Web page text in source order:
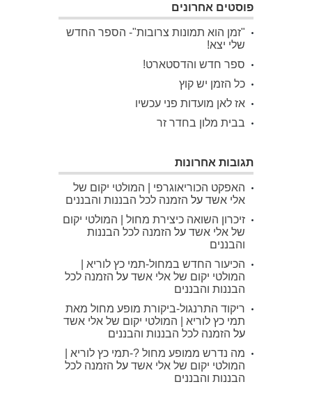
פוסטים אחרונים
"זמן הוא תמונות צרובות"- הספר החדש
שלי יצא!
ספר חדש והדסטארט!
כל הזמן יש קוץ
אז לאן מועדות פני עכשיו
בבית מלון בחדר זר
תגובות אחרונות
האפקט הכוריאוגרפי | המולטי יקום של
אלי אשד על הזמנה לכל הבננות והבננים
זיכרון השואה כיצירת מחול | המולטי יקום
של אלי אשד על הזמנה לכל הבננות
והבננים
הכיעור החדש במחול-תמי כץ לוריא |
המולטי יקום של אלי אשד על הזמנה לכל
הבננות והבננים
ריקוד התרנגול-ביקורת מופע מחול מאת
תמי כץ לוריא | המולטי יקום של אלי אשד
על הזמנה לכל הבננות והבננים
מה נדרש ממופע מחול ?-תמי כץ לוריא |
המולטי יקום של אלי אשד על הזמנה לכל
הבננות והבננים